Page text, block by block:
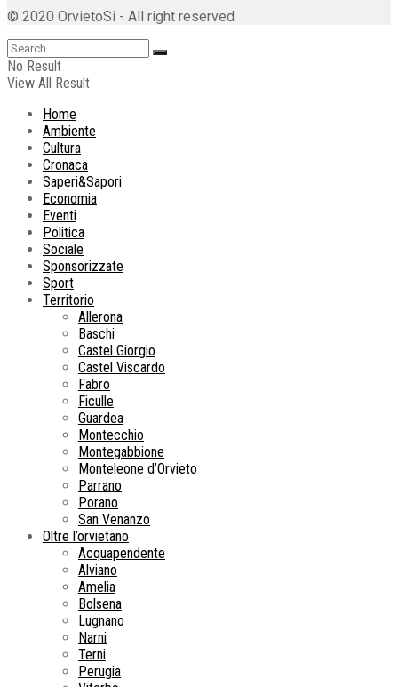
© 2020 OrvietoSi - All right reserved
No Result
View All Result
Home
Ambiente
Cultura
Cronaca
Saperi&Sapori
Economia
Eventi
Politica
Sociale
Sponsorizzate
Sport
Territorio
Allerona
Baschi
Castel Giorgio
Castel Viscardo
Fabro
Ficulle
Guardea
Montecchio
Montegabbione
Monteleone d’Orvieto
Parrano
Porano
San Venanzo
Oltre l’orvietano
Acquapendente
Alviano
Amelia
Bolsena
Lugnano
Narni
Terni
Perugia